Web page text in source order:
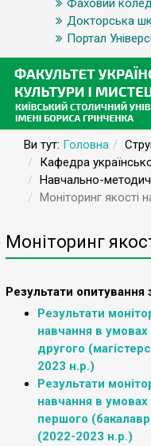
Фаховий
Докторська
Портал
Ви тут: Головна
Кафедра
Навчально-
Моніторинг якості
Моніторинг
Результати опитування
Результати
навчання в
другого
2023 н.р.)
Результати
навчання в
першого
(2022-2023 н.р.)